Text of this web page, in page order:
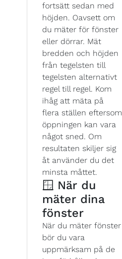
fortsätt sedan med
höjden. Oavsett om
du mäter för fönster
eller dörrar. Mät
bredden och höjden
från tegelsten till
tegelsten alternativt
regel till regel. Kom
ihåg att mäta på
flera ställen eftersom
öppningen kan vara
något sned. Om
resultaten skiljer sig
åt använder du det
minsta måttet.
🪟 När du
mäter dina
fönster
När du mäter fönster
bör du vara
uppmärksam på de